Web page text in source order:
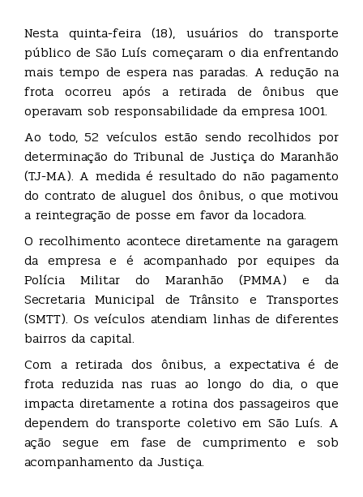
Nesta quinta-feira (18), usuários do transporte
público de São Luís começaram o dia enfrentando
mais tempo de espera nas paradas. A redução na
frota ocorreu após a retirada de ônibus que
operavam sob responsabilidade da empresa 1001.
Ao todo, 52 veículos estão sendo recolhidos por
determinação do Tribunal de Justiça do Maranhão
(TJ-MA). A medida é resultado do não pagamento
do contrato de aluguel dos ônibus, o que motivou
a reintegração de posse em favor da locadora.
O recolhimento acontece diretamente na garagem
da empresa e é acompanhado por equipes da
Polícia Militar do Maranhão (PMMA) e da
Secretaria Municipal de Trânsito e Transportes
(SMTT). Os veículos atendiam linhas de diferentes
bairros da capital.
Com a retirada dos ônibus, a expectativa é de
frota reduzida nas ruas ao longo do dia, o que
impacta diretamente a rotina dos passageiros que
dependem do transporte coletivo em São Luís. A
ação segue em fase de cumprimento e sob
acompanhamento da Justiça.